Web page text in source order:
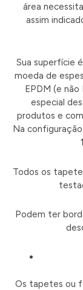
área
assim
Sua superfície
moeda de
EPDM (e
especial
produtos e
Na
Todos os
Podem ter
Os tapetes ou